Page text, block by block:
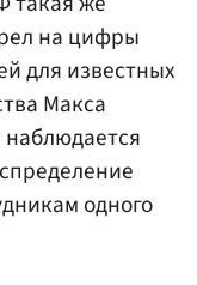
на цифры
для известных
Макса
одного